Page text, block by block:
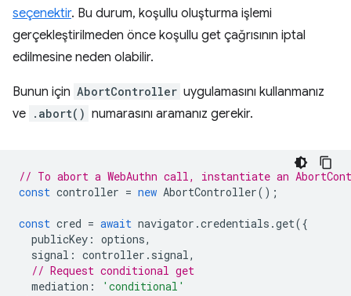
seçenektir. Bu durum, koşullu oluşturma işlemi
gerçekleştirilmeden önce koşullu get çağrısının iptal
edilmesine neden olabilir.
Bunun için AbortController uygulamasını kullanmanız
ve .abort() numarasını aramanız gerekir.
// To abort a WebAuthn call, instantiate an
const controller = new AbortController();
const cred = await navigator .credentials .get({
publicKey : options,
signal : controller . signal ,
// Request conditional get
mediation :
'conditional'